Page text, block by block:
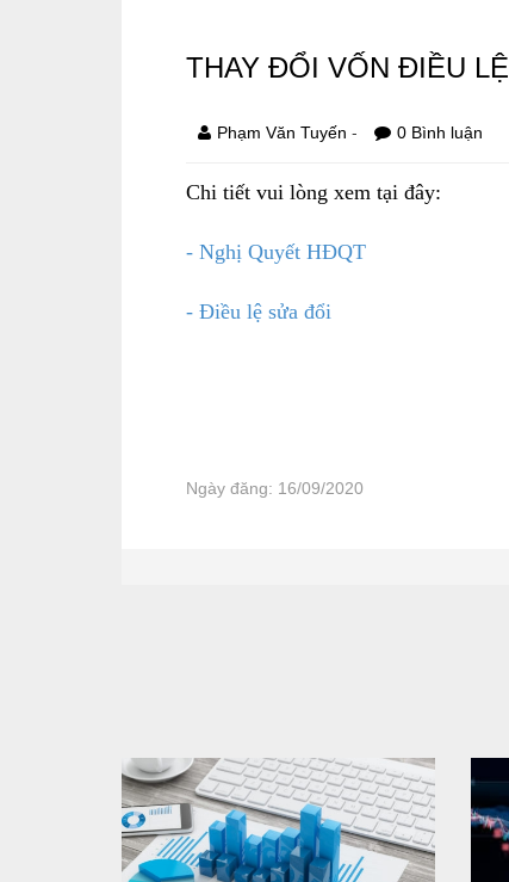
THAY ĐỔI VỐN ĐIỀU LỆ
Phạm Văn Tuyến - 0 Bình luận
Chi tiết vui lòng xem tại đây:
- Nghị Quyết HĐQT
- Điều lệ sửa đổi
Ngày đăng: 16/09/2020